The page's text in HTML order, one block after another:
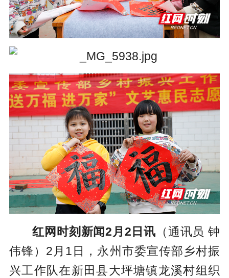
红网时刻新闻2月2日讯 （通讯员 钟
伟锋）2月1日，永州市委宣传部乡村振
兴工作队在新田县大坪塘镇龙溪村组织